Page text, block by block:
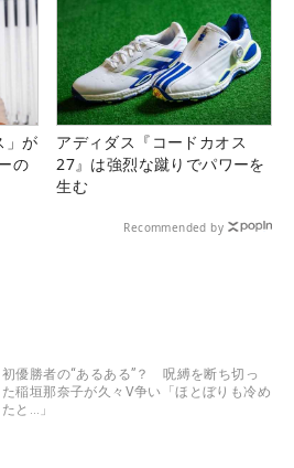
」が
の
アディダス『コードカオス
27』は強烈な蹴りでパワーを
生む
Recommended by
初優勝者の“あるある”？ 呪縛を断ち切っ
た稲垣那奈子が久々V争い「ほとぼりも冷め
たと…」